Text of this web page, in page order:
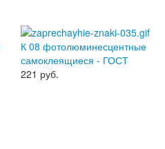
К 08 фотолюминесцентные
самоклеящиеся - ГОСТ
221 руб.